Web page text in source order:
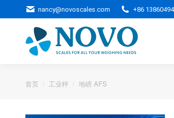
nancy@novoscales.com +86
您的位置：
首页 工业秤 地磅 AFS